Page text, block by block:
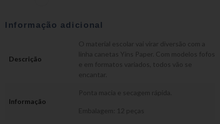
Informação adicional
Descrição
O material escolar vai virar diversão com a
linha canetas Yins Paper. Com modelos fofos
e em formatos variados, todos vão se
encantar.
Informação
Ponta macia e secagem rápida.
Embalagem: 12 peças